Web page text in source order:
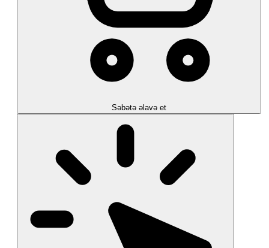
Səbətə əlavə et